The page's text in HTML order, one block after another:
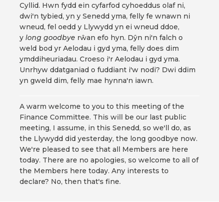
Cyllid. Hwn fydd ein cyfarfod cyhoeddus olaf ni,
dwi'n tybied, yn y Senedd yma, felly fe wnawn ni
wneud, fel oedd y Llywydd yn ei wneud ddoe,
y long goodbye rŵan efo hyn. Dŷn ni'n falch o
weld bod yr Aelodau i gyd yma, felly does dim
ymddiheuriadau. Croeso i'r Aelodau i gyd yma.
Unrhyw ddatganiad o fuddiant i'w nodi? Dwi ddim
yn gweld dim, felly mae hynna'n iawn.
A warm welcome to you to this meeting of the
Finance Committee. This will be our last public
meeting, I assume, in this Senedd, so we'll do, as
the Llywydd did yesterday, the long goodbye now.
We're pleased to see that all Members are here
today. There are no apologies, so welcome to all of
the Members here today. Any interests to
declare? No, then that's fine.